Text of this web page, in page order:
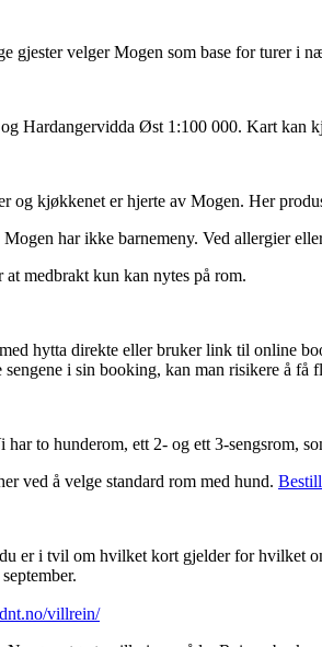
gjester velger Mogen som base for turer i
Hardangervidda Øst 1:100 000. Kart kan
og kjøkkenet er hjerte av Mogen. Her
har ikke barnemeny. Ved allergier
medbrakt kun kan nytes på rom.
hytta direkte eller bruker link til online
i sin booking, kan man risikere å
to hunderom, ett 2- og ett 3-sengsrom,
ved å velge standard rom med hund.
er i tvil om hvilket kort gjelder for hvilket
villrein/